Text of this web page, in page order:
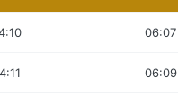
06:07
06:09